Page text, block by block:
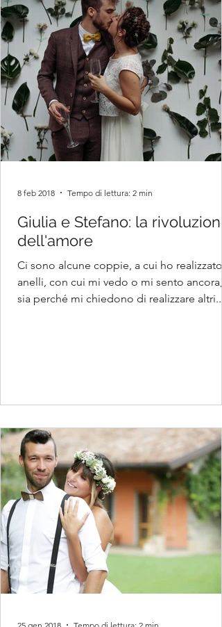
Giulia e Stefano: la rivoluzione
dell'amore
Ci sono alcune coppie, a cui ho realizzato
anelli, con cui mi vedo o mi sento ancora,
sia perché mi chiedono di realizzare altri...
8 feb 2018 Tempo di lettura: 2 min
25 gen 2018 Tempo di lettura: 2 min